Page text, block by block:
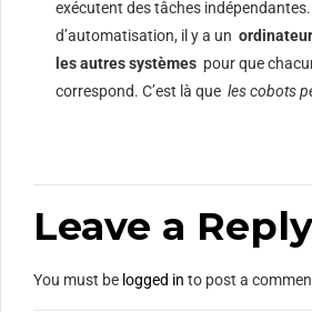
exécutent des tâches
d’automatisation, il y a un
les autres systèmes pour que
correspond. C’est là que les cobots
Leave a Reply
You must be logged in to post a